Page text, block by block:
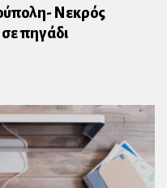
Νεκρός
πηγάδι